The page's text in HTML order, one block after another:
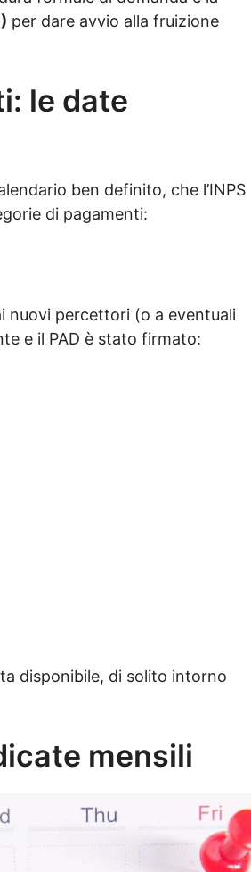
per dare avvio alla fruizione
le date
ben definito, che l’INPS
di pagamenti:
nuovi percettori (o a eventuali
e il PAD è stato firmato:
disponibile, di solito intorno
mensili